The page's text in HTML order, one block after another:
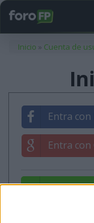
Usted está
Inicio » Cuenta de
Entra con
Entra con
Entrar